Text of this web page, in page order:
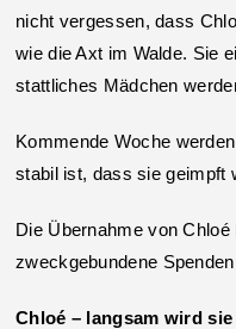
nicht vergessen, dass
wie die Axt im Walde. Sie
stattliches Mädchen
Kommende Woche
stabil ist, dass sie geimpft
Die Übernahme von
zweckgebundene
Chloé – langsam wird